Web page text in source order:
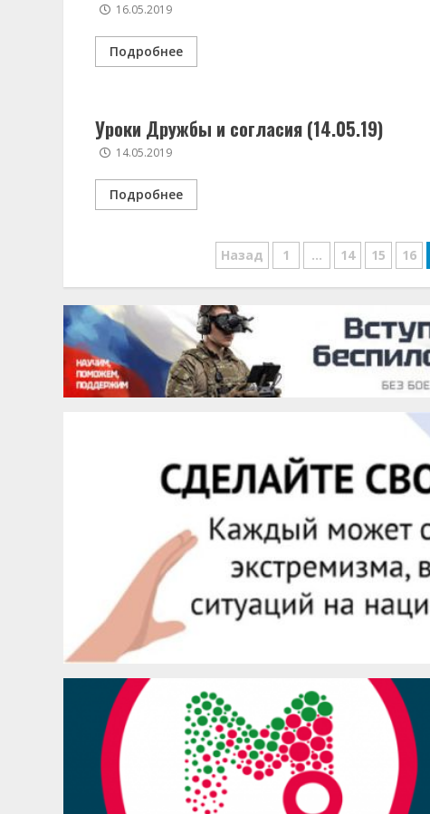
16.05.2019
Подробнее
Уроки Дружбы и согласия (14.05.19)
14.05.2019
Подробнее
Навигация
по
записям
Назад 1 … 14 15 16